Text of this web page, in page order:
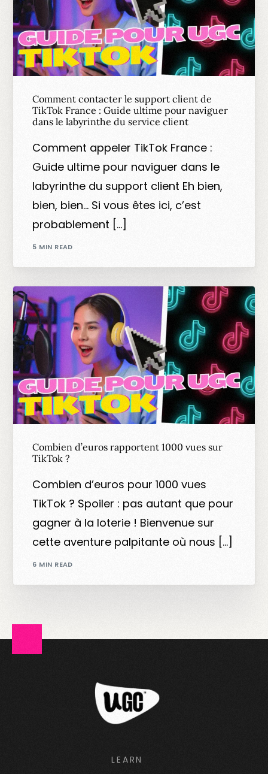
Comment contacter le support client de
TikTok France : Guide ultime pour naviguer
dans le labyrinthe du service client
Comment appeler TikTok France :
Guide ultime pour naviguer dans le
labyrinthe du support client Eh bien,
bien, bien… Si vous êtes ici, c’est
probablement […]
5 MIN READ
Combien d’euros rapportent 1000 vues sur
TikTok ?
Combien d’euros pour 1000 vues
TikTok ? Spoiler : pas autant que pour
gagner à la loterie ! Bienvenue sur
cette aventure palpitante où nous […]
6 MIN READ
LEARN